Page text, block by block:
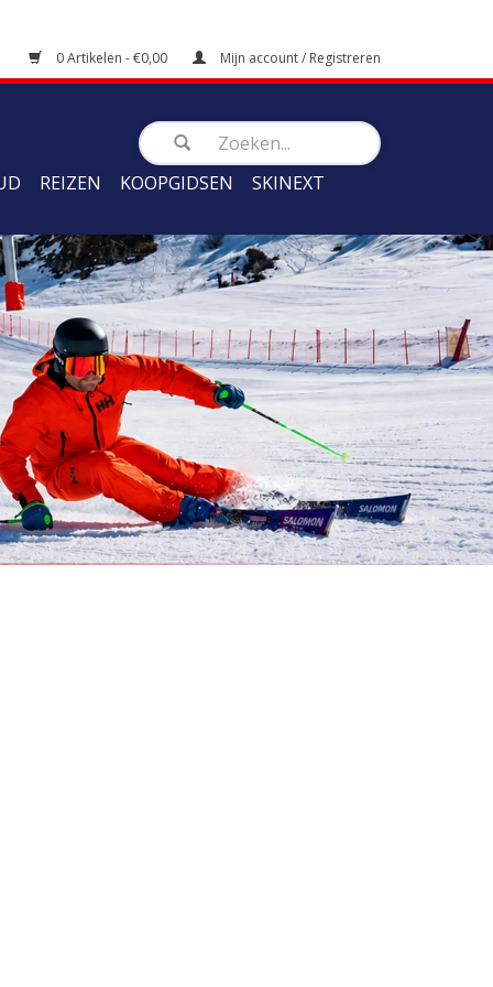
0 Artikelen - €0,00 Mijn account / Registreren
REIZEN KOOPGIDSEN SKINEXT